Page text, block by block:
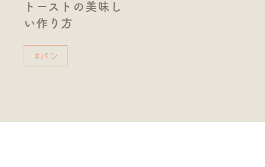
トーストの美味し
い作り方
#パン